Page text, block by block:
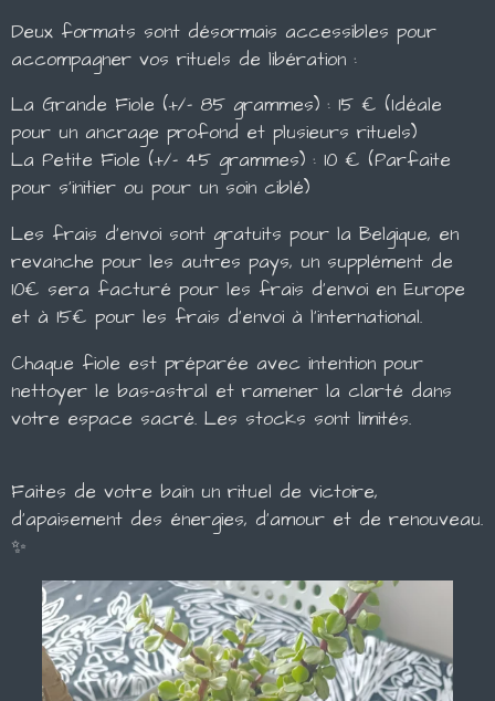
​Deux formats sont désormais accessibles pour
accompagner vos rituels de libération :
​La Grande Fiole (+/- 85 grammes) : 15 € (Idéale
pour un ancrage profond et plusieurs rituels)
​La Petite Fiole (+/- 45 grammes) : 10 € (Parfaite
pour s'initier ou pour un soin ciblé)
Les frais d'envoi sont gratuits pour la Belgique, en
revanche pour les autres pays, un supplément de
10€ sera facturé pour les frais d'envoi en Europe
et à 15€ pour les frais d'envoi à l'international.
​Chaque fiole est préparée avec intention pour
nettoyer le bas-astral et ramener la clarté dans
votre espace sacré. Les stocks sont limités.
​Faites de votre bain un rituel de victoire,
d'apaisement des énergies, d'amour et de renouveau.
✨